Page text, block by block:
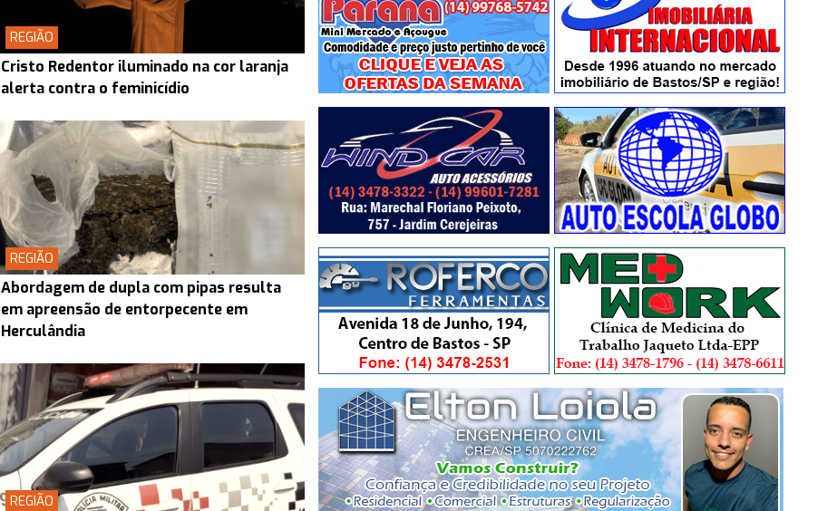
REGIÃO
Cristo Redentor iluminado na cor laranja
alerta contra o feminicídio
REGIÃO
Abordagem de dupla com pipas resulta
em apreensão de entorpecente em
Herculândia
REGIÃO